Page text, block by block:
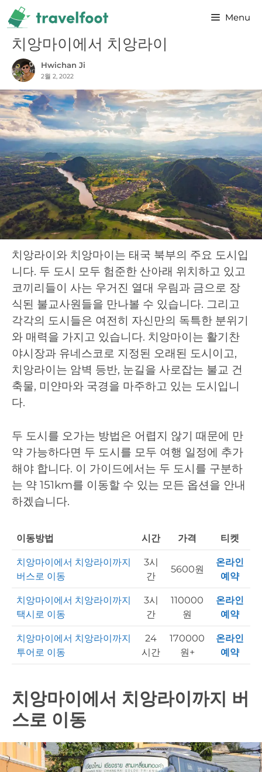
Skip
to
content
Menu
치앙마이에서 치앙라이
Hwichan Ji
2월 2, 2022
치앙라이와 치앙마이는 태국 북부의 주요 도시입
니다. 두 도시 모두 험준한 산아래 위치하고 있고
코끼리들이 사는 우거진 열대 우림과 금으로 장
식된 불교사원들을 만나볼 수 있습니다. 그리고
각각의 도시들은 여전히 자신만의 독특한 분위기
와 매력을 가지고 있습니다. 치앙마이는 활기찬
야시장과 유네스코로 지정된 오래된 도시이고,
치앙라이는 암벽 등반, 눈길을 사로잡는 불교 건
축물, 미얀마와 국경을 마주하고 있는 도시입니
다.
두 도시를 오가는 방법은 어렵지 않기 때문에 만
약 가능하다면 두 도시를 모두 여행 일정에 추가
해야 합니다. 이 가이드에서는 두 도시를 구분하
는 약 151km를 이동할 수 있는 모든 옵션을 안내
하겠습니다.
이동방법 시간 가격 티켓
치앙마이에서 치앙라이까지
버스로 이동
3시
간
5600원
온라인
예약
치앙마이에서 치앙라이까지
택시로 이동
3시
간
110000
원
온라인
예약
치앙마이에서 치앙라이까지
투어로 이동
24
시간
170000
원+
온라인
예약
치앙마이에서 치앙라이까지 버
스로 이동